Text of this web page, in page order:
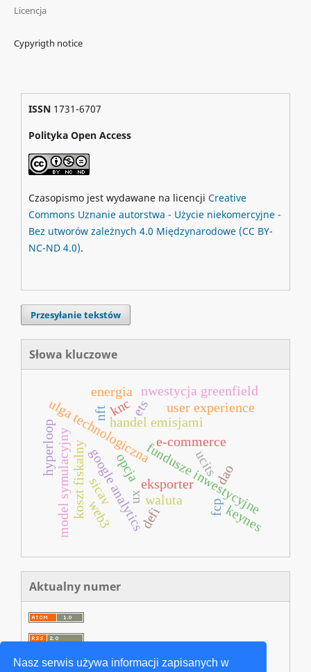
Nasz serwis używa informacji zapisanych w
Licencja
Cypyrigth notice
ISSN1731-6707
Polityka Open Access
Czasopismo jest wydawane na licencji Creative
Commons Uznanie autorstwa - Użycie niekomercyjne -
Bez utworów zależnych 4.0 Międzynarodowe (CC BY-
NC-ND 4.0).
Przesyłanie tekstów
Słowa kluczowe
fundusze inwestycyjne
eksporter
ux
e‐commerce
google analytics
handel emisjami
ets
ulga technologiczna
koszt fiskalny opcja
nft
waluta
ucits
sicav fcp
nwestycja greenfield
user experience
dao
keynes
model symulacyjny
hyperloop
knc
energia
defi
web3
Aktualny numer